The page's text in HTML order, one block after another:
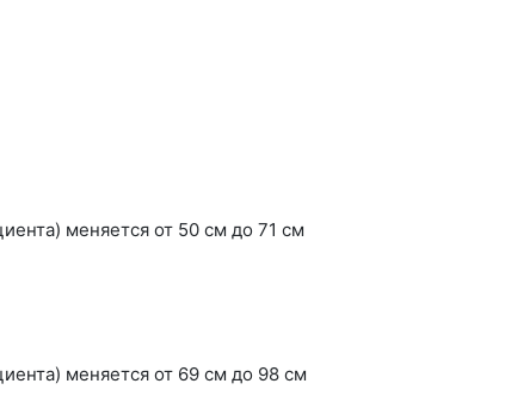
меняется от 50 см до 71 см
меняется от 69 см до 98 см